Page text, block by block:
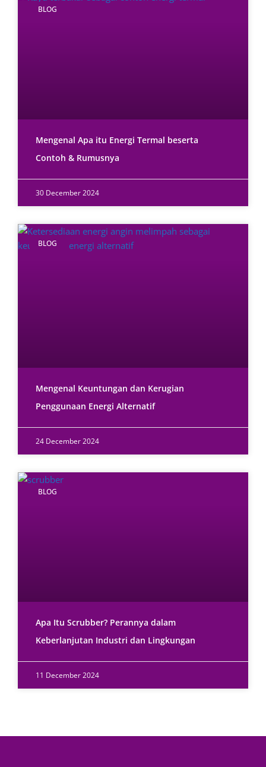
BLOG
Mengenal Apa itu Energi Termal beserta
Contoh & Rumusnya
30 December 2024
BLOG
Mengenal Keuntungan dan Kerugian
Penggunaan Energi Alternatif
24 December 2024
BLOG
Apa Itu Scrubber? Perannya dalam
Keberlanjutan Industri dan Lingkungan
11 December 2024